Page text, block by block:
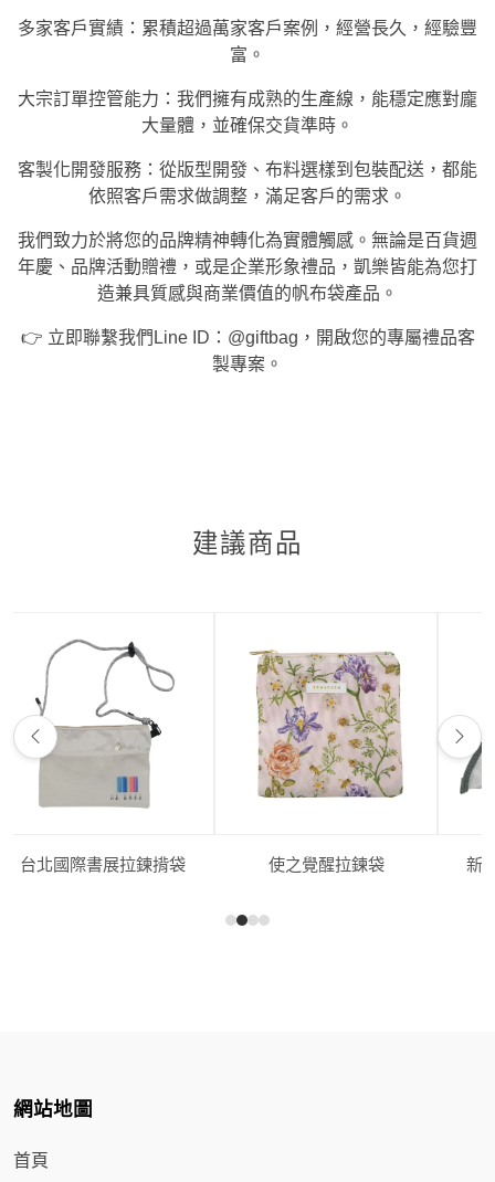
多家客戶實績：累積超過萬家客戶案例，經營長久，經驗豐
富。
大宗訂單控管能力：我們擁有成熟的生產線，能穩定應對龐
大量體，並確保交貨準時。
客製化開發服務：從版型開發、布料選樣到包裝配送，都能
依照客戶需求做調整，滿足客戶的需求。
我們致力於將您的品牌精神轉化為實體觸感。無論是百貨週
年慶、品牌活動贈禮，或是企業形象禮品，凱樂皆能為您打
造兼具質感與商業價值的帆布袋產品。
👉 立即聯繫我們Line ID：@giftbag，開啟您的專屬禮品客
製專案。
建議商品
台北國際書展拉鍊揹袋 使之覺醒拉鍊袋 新
網站地圖
首頁